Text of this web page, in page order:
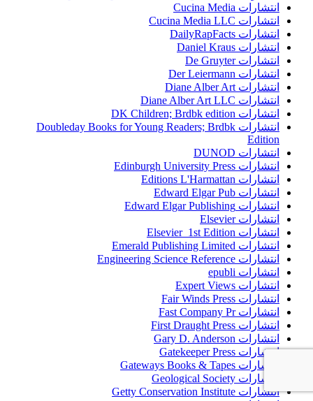
انتشارات Cucina Media
انتشارات Cucina Media LLC
انتشارات DailyRapFacts
انتشارات Daniel Kraus
انتشارات De Gruyter
انتشارات Der Leiermann
انتشارات Diane Alber Art
انتشارات Diane Alber Art LLC
انتشارات DK Children; Brdbk edition
انتشارات Doubleday Books for Young Readers; Brdbk
Edition
انتشارات DUNOD
انتشارات Edinburgh University Press
انتشارات Editions L'Harmattan
انتشارات Edward Elgar Pub
انتشارات Edward Elgar Publishing
انتشارات Elsevier
انتشارات Elsevier 1st Edition
انتشارات Emerald Publishing Limited
انتشارات Engineering Science Reference
انتشارات epubli
انتشارات Expert Views
انتشارات Fair Winds Press
انتشارات Fast Company Pr
انتشارات First Draught Press
انتشارات Gary D. Anderson
انتشارات Gatekeeper Press
انتشارات Gateways Books & Tapes
انتشارات Geological Society
انتشارات Getty Conservation Institute